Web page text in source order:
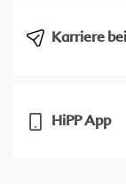
Karriere
HiPP App